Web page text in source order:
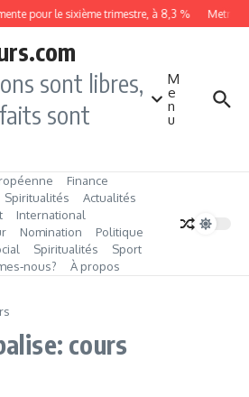
pour le sixième trimestre, à 8,3 %
sont libres,
sont
M
e
n
u
Finance
Spiritualités
Actualités
International
Nomination
Politique
Spiritualités
Sport
À propos
cours